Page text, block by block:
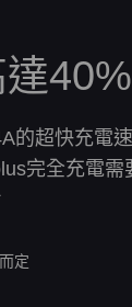
的超快充電
完全充電
定